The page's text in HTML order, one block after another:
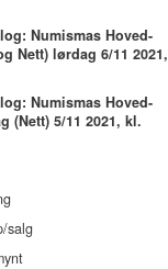
Numismas Hoved-
Nett) lørdag 6/11 2021,
Numismas Hoved-
(Nett) 5/11 2021, kl.
salg